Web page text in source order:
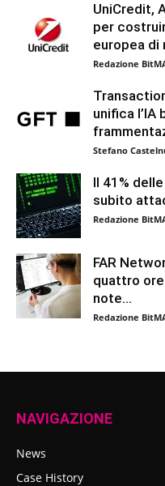
UniCredit,
per
europea di
Redazione
unifica l’IA
Stefano
Il 41%
subito
Redazione
FAR
quattro
note...
Redazione
NAVIGAZIONE
News
Case History